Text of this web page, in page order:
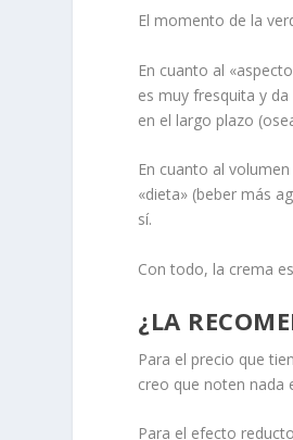
El momento de la
En cuanto al
es muy fresquita y
en el largo plazo
En cuanto al
«dieta» (beber más
sí.
Con todo, la crema
¿LA
Para el precio que
creo que noten nada
Para el efecto